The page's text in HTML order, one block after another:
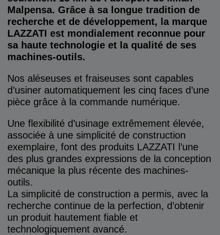
Malpensa. Grâce à sa longue tradition de
recherche et de développement, la marque
LAZZATI est mondialement reconnue pour
sa haute technologie et la qualité de ses
machines-outils.
Nos aléseuses et fraiseuses sont capables
d’usiner automatiquement les cinq faces d’une
pièce grâce à la commande numérique.
Une flexibilité d’usinage extrêmement élevée,
associée à une simplicité de construction
exemplaire, font des produits LAZZATI l’une
des plus grandes expressions de la conception
mécanique la plus récente des machines-
outils.
La simplicité de construction a permis, avec la
recherche continue de la perfection, d’obtenir
un produit hautement fiable et
technologiquement avancé.